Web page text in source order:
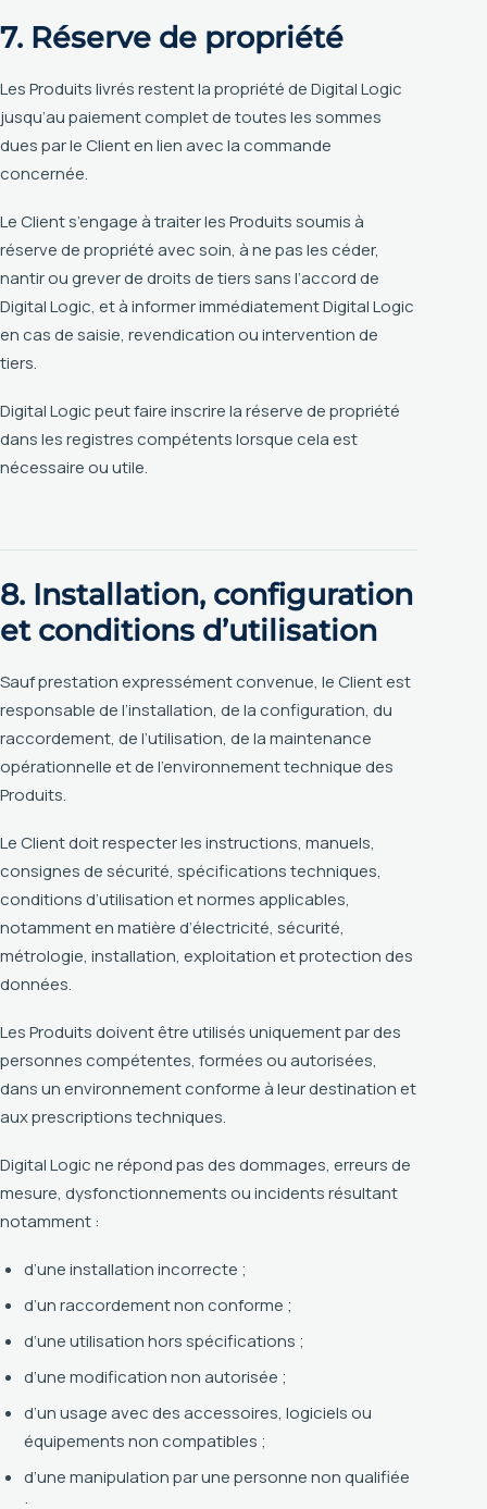
7. Réserve de propriété
Les Produits livrés restent la propriété de Digital Logic
jusqu’au paiement complet de toutes les sommes
dues par le Client en lien avec la commande
concernée.
Le Client s’engage à traiter les Produits soumis à
réserve de propriété avec soin, à ne pas les céder,
nantir ou grever de droits de tiers sans l’accord de
Digital Logic, et à informer immédiatement Digital Logic
en cas de saisie, revendication ou intervention de
tiers.
Digital Logic peut faire inscrire la réserve de propriété
dans les registres compétents lorsque cela est
nécessaire ou utile.
8. Installation, configuration
et conditions d’utilisation
Sauf prestation expressément convenue, le Client est
responsable de l’installation, de la configuration, du
raccordement, de l’utilisation, de la maintenance
opérationnelle et de l’environnement technique des
Produits.
Le Client doit respecter les instructions, manuels,
consignes de sécurité, spécifications techniques,
conditions d’utilisation et normes applicables,
notamment en matière d’électricité, sécurité,
métrologie, installation, exploitation et protection des
données.
Les Produits doivent être utilisés uniquement par des
personnes compétentes, formées ou autorisées,
dans un environnement conforme à leur destination et
aux prescriptions techniques.
Digital Logic ne répond pas des dommages, erreurs de
mesure, dysfonctionnements ou incidents résultant
notamment :
d’une installation incorrecte ;
d’un raccordement non conforme ;
d’une utilisation hors spécifications ;
d’une modification non autorisée ;
d’un usage avec des accessoires, logiciels ou
équipements non compatibles ;
d’une manipulation par une personne non qualifiée